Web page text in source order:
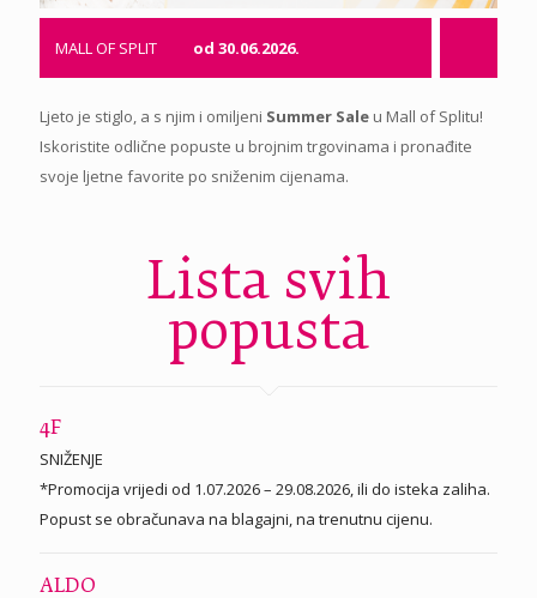
MALL OF SPLIT od 30.06.2026.
Ljeto je stiglo, a s njim i omiljeni Summer Sale u Mall of Splitu!
Iskoristite odlične popuste u brojnim trgovinama i pronađite
svoje ljetne favorite po sniženim cijenama.
Lista svih
popusta
4F
SNIŽENJE
*Promocija vrijedi od 1.07.2026 – 29.08.2026, ili do isteka zaliha.
Popust se obračunava na blagajni, na trenutnu cijenu.
ALDO